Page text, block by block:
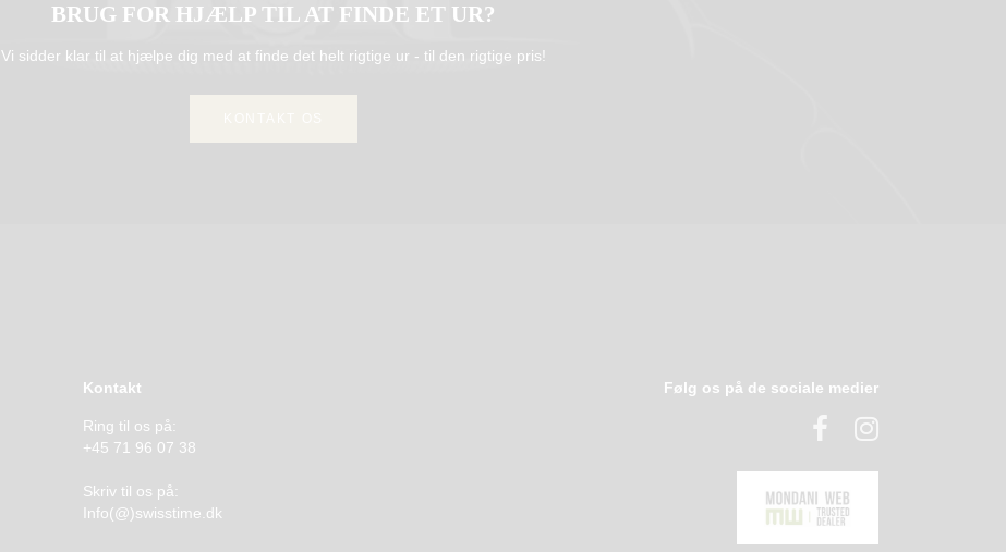
BRUG FOR HJÆLP TIL AT FINDE ET UR?
Vi sidder klar til at hjælpe dig med at finde det helt rigtige ur - til den rigtige pris!
Kontakt
Ring til os på:
+45 71 96 07 38
Skriv til os på:
Info(@)swisstime.dk
Følg os på de sociale medier